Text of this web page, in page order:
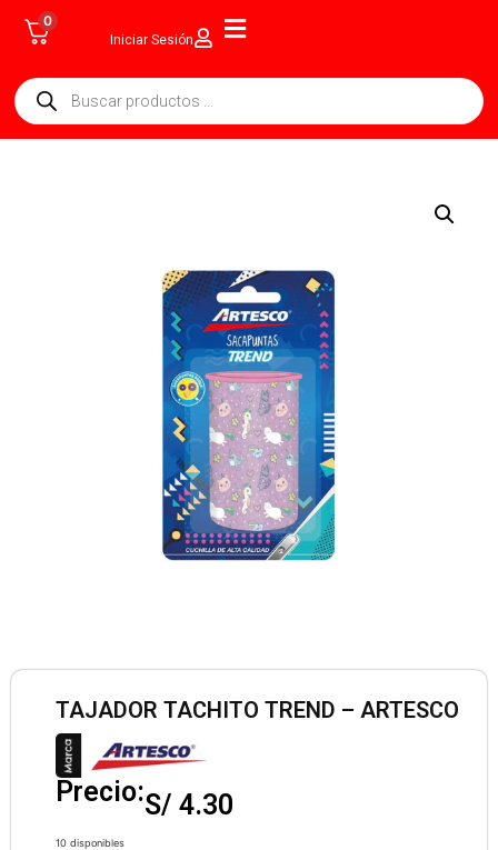
0
Iniciar Sesión
TAJADOR TACHITO TREND – ARTESCO
Precio:S/ 4.30
10 disponibles